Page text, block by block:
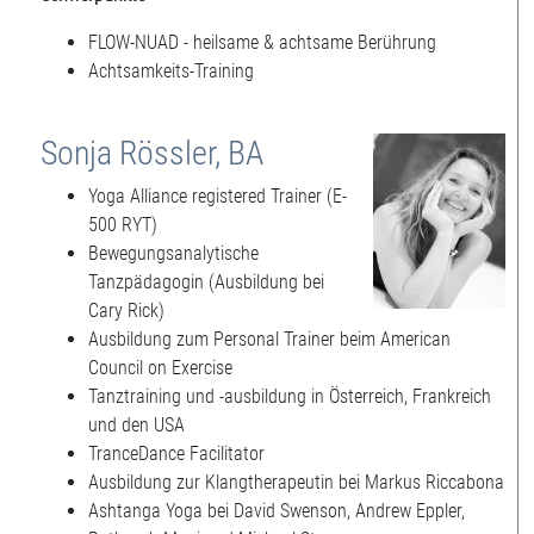
FLOW-NUAD - heilsame & achtsame Berührung
Achtsamkeits-Training
Sonja Rössler, BA
Yoga Alliance registered Trainer (E-
500 RYT)
Bewegungsanalytische
Tanzpädagogin (Ausbildung bei
Cary Rick)
Ausbildung zum Personal Trainer beim American
Council on Exercise
Tanztraining und -ausbildung in Österreich, Frankreich
und den USA
TranceDance Facilitator
Ausbildung zur Klangtherapeutin bei Markus Riccabona
Ashtanga Yoga bei David Swenson, Andrew Eppler,